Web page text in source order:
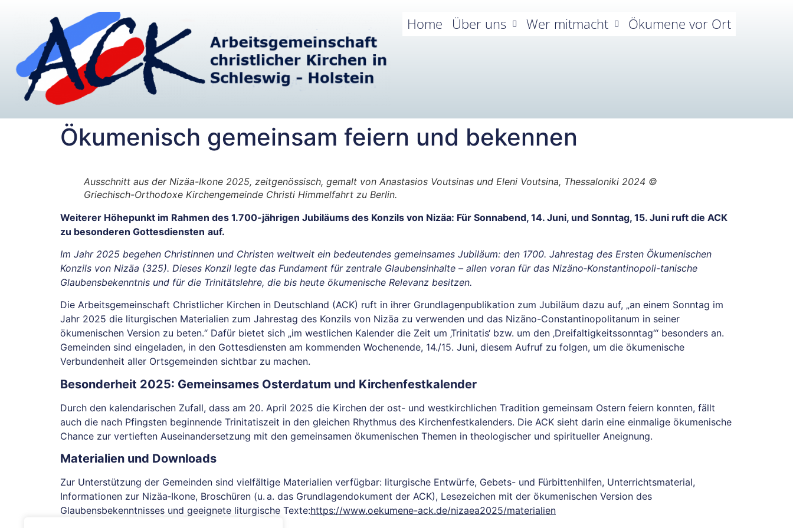
Home Über uns Wer mitmacht Ökumene vor Ort
Ökumenisch gemeinsam feiern und bekennen
Ausschnitt aus der Nizäa-Ikone 2025, zeitgenössisch, gemalt von Anastasios Voutsinas und Eleni Voutsina, Thessaloniki 2024 ©
Griechisch-Orthodoxe Kirchengemeinde Christi Himmelfahrt zu Berlin.
Weiterer Höhepunkt im Rahmen des 1.700-jährigen Jubiläums des Konzils von Nizäa: Für Sonnabend, 14. Juni, und Sonntag, 15. Juni ruft die ACK
zu besonderen Gottesdiensten auf.
Im Jahr 2025 begehen Christinnen und Christen weltweit ein bedeutendes gemeinsames Jubiläum: den 1700. Jahrestag des Ersten Ökumenischen
Konzils von Nizäa (325). Dieses Konzil legte das Fundament für zentrale Glaubensinhalte – allen voran für das Nizäno‑Konstantinopoli-tanische
Glaubensbekenntnis und für die Trinitätslehre, die bis heute ökumenische Relevanz besitzen.
Die Arbeitsgemeinschaft Christlicher Kirchen in Deutschland (ACK) ruft in ihrer Grundlagenpublikation zum Jubiläum dazu auf, „an einem Sonntag im
Jahr 2025 die liturgischen Materialien zum Jahrestag des Konzils von Nizäa zu verwenden und das Nizäno-Constantinopolitanum in seiner
ökumenischen Version zu beten.“ Dafür bietet sich „im westlichen Kalender die Zeit um ‚Trinitatis‘ bzw. um den ‚Dreifaltigkeitssonntag‘“ besonders an.
Gemeinden sind eingeladen, in den Gottesdiensten am kommenden Wochenende, 14./15. Juni, diesem Aufruf zu folgen, um die ökumenische
Verbundenheit aller Ortsgemeinden sichtbar zu machen.
Besonderheit 2025: Gemeinsames Osterdatum und Kirchenfestkalender
Durch den kalendarischen Zufall, dass am 20. April 2025 die Kirchen der ost- und westkirchlichen Tradition gemeinsam Ostern feiern konnten, fällt
auch die nach Pfingsten beginnende Trinitatiszeit in den gleichen Rhythmus des Kirchenfestkalenders. Die ACK sieht darin eine einmalige ökumenische
Chance zur vertieften Auseinandersetzung mit den gemeinsamen ökumenischen Themen in theologischer und spiritueller Aneignung.
Materialien und Downloads
Zur Unterstützung der Gemeinden sind vielfältige Materialien verfügbar: liturgische Entwürfe, Gebets- und Fürbittenhilfen, Unterrichtsmaterial,
Informationen zur Nizäa‑Ikone, Broschüren (u. a. das Grundlagendokument der ACK), Lesezeichen mit der ökumenischen Version des
Glaubensbekenntnisses und geeignete liturgische Texte:https://www.oekumene-ack.de/nizaea2025/materialien